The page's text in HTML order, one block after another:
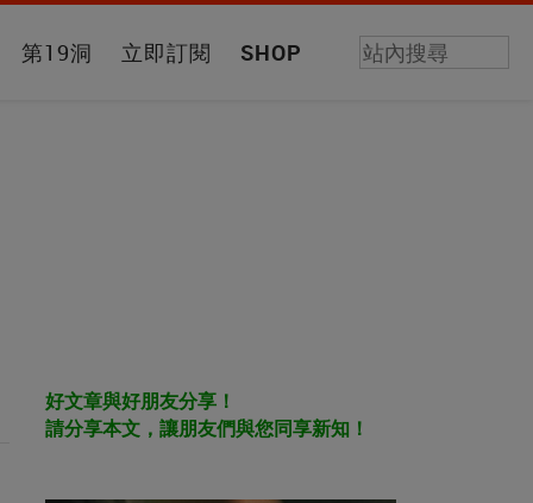
第19洞 立即訂閱 SHOP
好文章與好朋友分享！
請分享本文，讓朋友們與您同享新知！